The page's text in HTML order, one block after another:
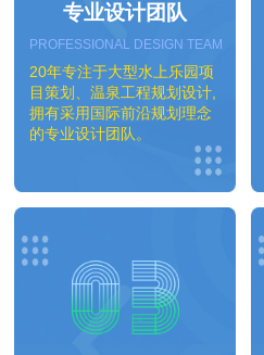
专业设计团队
PROFESSIONAL DESIGN TEAM
20年专注于大型水上乐园项
目策划、温泉工程规划设计,
拥有采用国际前沿规划理念
的专业设计团队。